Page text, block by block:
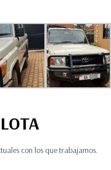
con los que trabajamos.